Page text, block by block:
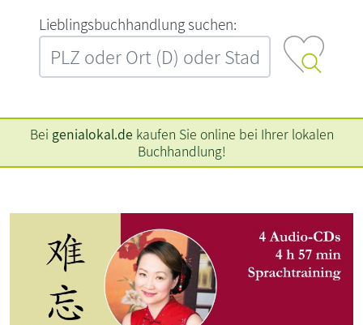
L‍i‍e‍b‍l‍i‍n‍g‍s‍b‍u‍c‍h‍h‍a‍n‍d‍l‍u‍n‍g‍ ‍s‍u‍c‍h‍e‍n‍:‍
Bei genialokal.de kaufen Sie online bei Ihrer lokalen
Buchhandlung!